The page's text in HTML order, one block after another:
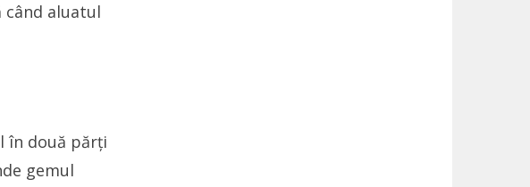
când aluatul
în două părți
gemul